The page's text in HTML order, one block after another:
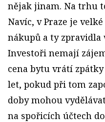
nějak jinam. Na trhu
Navíc, v Praze je
nákupů a ty
Investoři nemají
cena bytu vrátí
let, pokud při tom
doby mohou
na spořicích účtech